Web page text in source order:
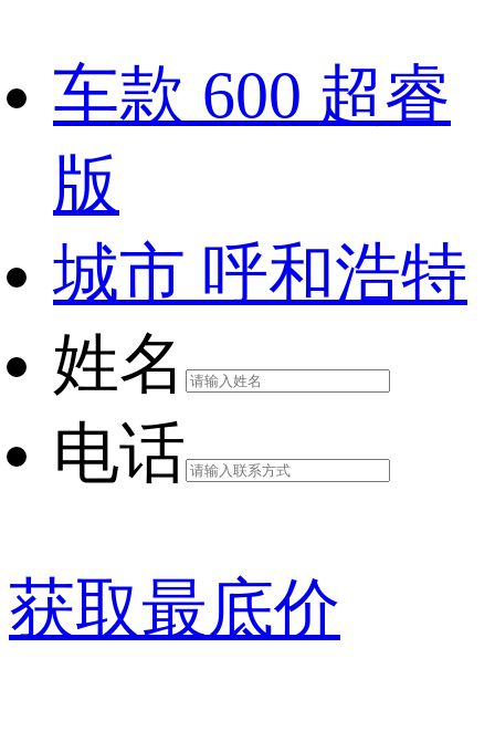
车款 600 超睿
版
城市 呼和浩特
姓名
电话
获取最底价